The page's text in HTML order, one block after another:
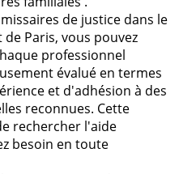
de justice dans le
Paris, vous pouvez
professionnel
évalué en termes
et d'adhésion à des
reconnues. Cette
rechercher l'aide
besoin en toute